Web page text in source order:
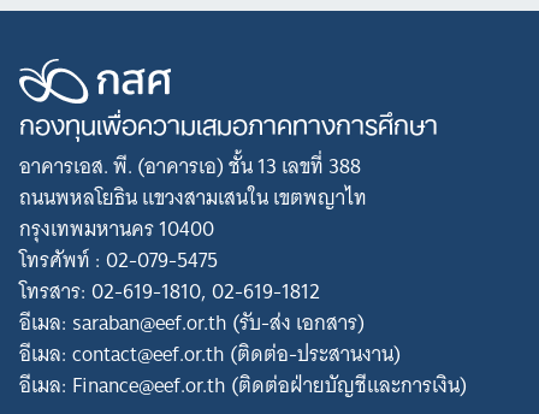
กองทุนเพื่อความเสมอภาคทางการศึกษา
อาคารเอส. พี. (อาคารเอ) ชั้น 13 เลขที่ 388
ถนนพหลโยธิน แขวงสามเสนใน เขตพญาไท
กรุงเทพมหานคร 10400
โทรศัพท์ : 02-079-5475
โทรสาร: 02-619-1810, 02-619-1812
อีเมล: saraban@eef.or.th (รับ-ส่ง เอกสาร)
อีเมล: contact@eef.or.th (ติดต่อ-ประสานงาน)
อีเมล: Finance@eef.or.th (ติดต่อฝ่ายบัญชีและการเงิน)